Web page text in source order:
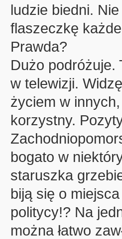
ludzie biedni.
flaszeczkę
Prawda?
Dużo podróżuje.
w telewizji.
życiem w
korzystny.
bogato w
staruszka
biją się o
politycy!? Na
można łatwo